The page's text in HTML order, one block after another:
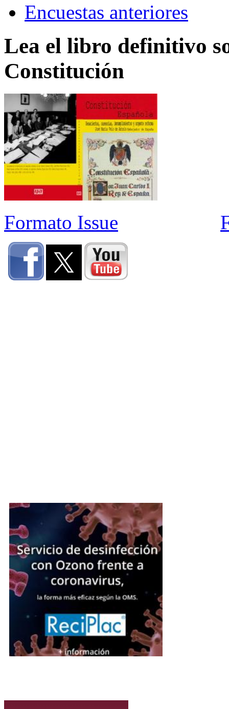
Encuestas anteriores
Lea el libro definitivo
Constitución
Formato Issue